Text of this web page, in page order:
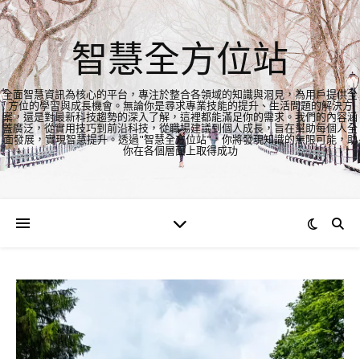
智慧全方位站
全面智慧資訊為核心的平台，專注於整合各領域的知識與洞見，為用戶提供全
方位的學習與成長機會。無論你是尋求專業技能的提升、生活問題的解決方
案，還是對最新科技趨勢的深入了解，這裡都能滿足你的需求。我們的內容涵
蓋廣泛，從實用技巧到前沿科技，從職場建議到個人成長，旨在幫助每個人全
面發展，實現智慧提升。透過"智慧全方位站"，你將發現知識的無限可能，助
你在各個層面上取得成功